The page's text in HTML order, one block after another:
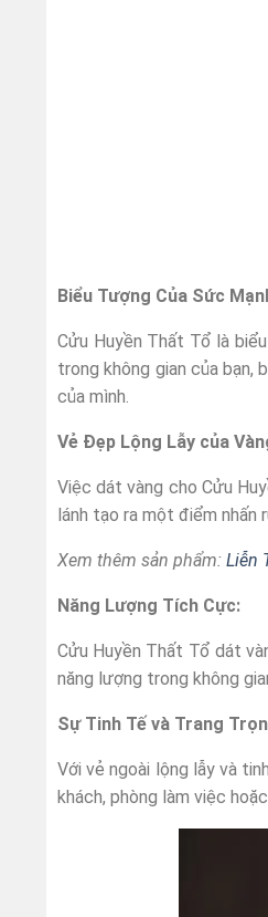
Biểu Tượng Của Sức
Cửu Huyền Thất Tổ là
trong không gian của bạn,
của mình.
Vẻ Đẹp Lộng Lẫy của
Việc dát vàng cho Cửu
lánh tạo ra một điểm
Xem thêm sản phẩm: Liễn
Năng Lượng Tích Cực:
Cửu Huyền Thất Tổ dát
năng lượng trong không
Sự Tinh Tế và Trang
Với vẻ ngoài lộng lẫy và
khách, phòng làm việc